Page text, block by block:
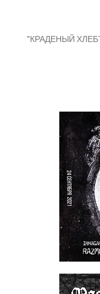
"КРАДЕНЫЙ